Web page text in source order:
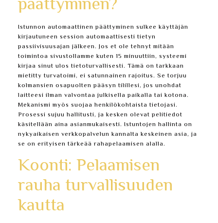
Istunnon automaattinen päättyminen sulkee käyttäjän
kirjautuneen session automaattisesti tietyn
passiivisuusajan jälkeen. Jos et ole tehnyt mitään
toimintoa sivustollamme kuten 15 minuuttiin, systeemi
kirjaa sinut ulos tietoturvallisesti. Tämä on tarkkaan
mietitty turvatoimi, ei satunnainen rajoitus. Se torjuu
kolmansien osapuolten pääsyn tilillesi, jos unohdat
laitteesi ilman valvontaa julkisella paikalla tai kotona.
Mekanismi myös suojaa henkilökohtaista tietojasi.
Prosessi sujuu hallitusti, ja kesken olevat pelitiedot
käsitellään aina asianmukaisesti. Istuntojen hallinta on
nykyaikaisen verkkopalvelun kannalta keskeinen asia, ja
se on erityisen tärkeää rahapelaamisen alalla.
Koonti: Pelaamisen
rauha turvallisuuden
kautta